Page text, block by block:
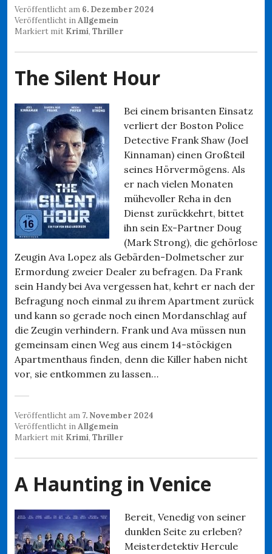
Veröffentlicht am 6. Dezember 2024
Veröffentlicht inAllgemein
Markiert mit Krimi, Thriller
The Silent Hour
Bei einem brisanten Einsatz
verliert der Boston Police
Detective Frank Shaw (Joel
Kinnaman) einen Großteil
seines Hörvermögens. Als
er nach vielen Monaten
mühevoller Reha in den
Dienst zurückkehrt, bittet
ihn sein Ex-Partner Doug
(Mark Strong), die gehörlose
Zeugin Ava Lopez als Gebärden-Dolmetscher zur
Ermordung zweier Dealer zu befragen. Da Frank
sein Handy bei Ava vergessen hat, kehrt er nach der
Befragung noch einmal zu ihrem Apartment zurück
und kann so gerade noch einen Mordanschlag auf
die Zeugin verhindern. Frank und Ava müssen nun
gemeinsam einen Weg aus einem 14-stöckigen
Apartmenthaus finden, denn die Killer haben nicht
vor, sie entkommen zu lassen…
Veröffentlicht am 7. November 2024
Veröffentlicht inAllgemein
Markiert mit Krimi, Thriller
A Haunting in Venice
Bereit, Venedig von seiner
dunklen Seite zu erleben?
Meisterdetektiv Hercule